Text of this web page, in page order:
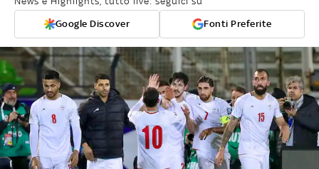
Google Discover Fonti Preferite